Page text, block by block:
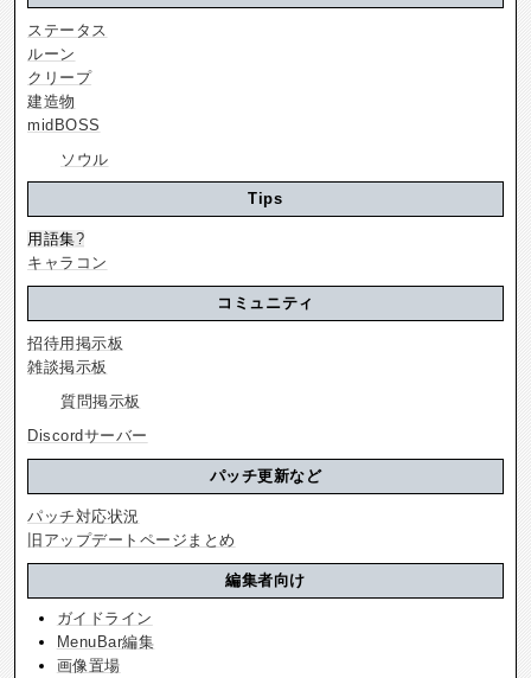
ステータス
ルーン
クリープ
建造物
midBOSS
ソウル
Tips
用語集?
キャラコン
コミュニティ
招待用掲示板
雑談掲示板
質問掲示板
Discordサーバー
パッチ更新など
パッチ対応状況
旧アップデートページまとめ
編集者向け
ガイドライン
MenuBar編集
画像置場